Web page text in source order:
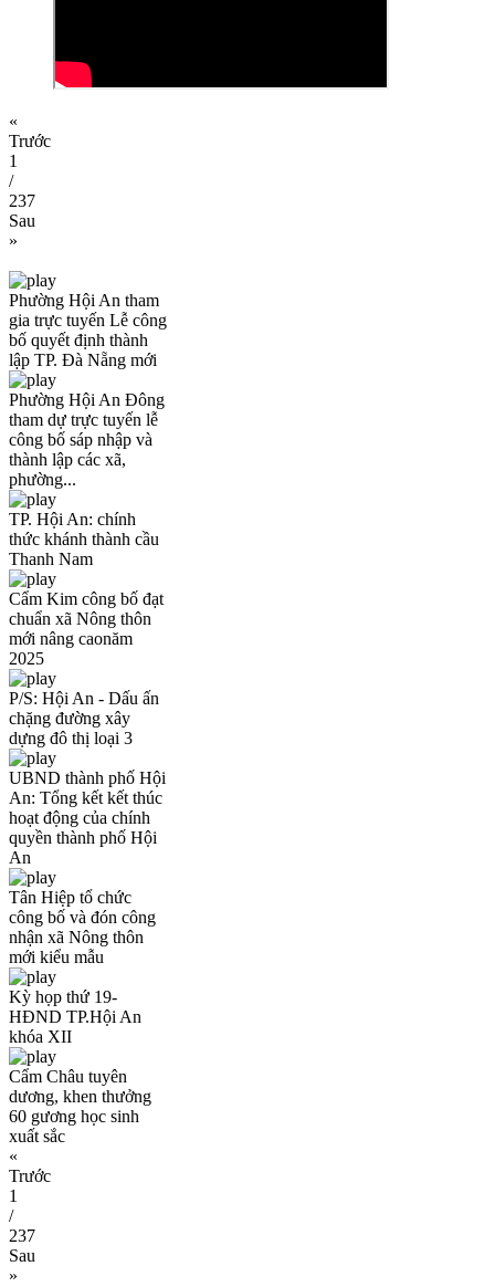
«
Trước
1
/
237
Sau
»
Phường Hội An tham
gia trực tuyến Lễ công
bố quyết định thành
lập TP. Đà Nẵng mới
Phường Hội An Đông
tham dự trực tuyến lễ
công bố sáp nhập và
thành lập các xã,
phường...
TP. Hội An: chính
thức khánh thành cầu
Thanh Nam
Cẩm Kim công bố đạt
chuẩn xã Nông thôn
mới nâng caonăm
2025
P/S: Hội An - Dấu ấn
chặng đường xây
dựng đô thị loại 3
UBND thành phố Hội
An: Tổng kết kết thúc
hoạt động của chính
quyền thành phố Hội
An
Tân Hiệp tổ chức
công bố và đón công
nhận xã Nông thôn
mới kiểu mẫu
Kỳ họp thứ 19-
HĐND TP.Hội An
khóa XII
Cẩm Châu tuyên
dương, khen thưởng
60 gương học sinh
xuất sắc
«
Trước
1
/
237
Sau
»